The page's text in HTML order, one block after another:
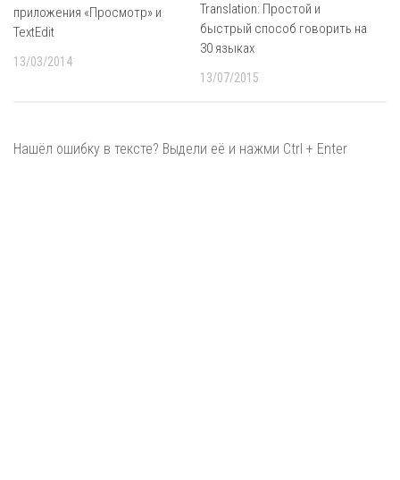
приложения «Просмотр» и
TextEdit
13/03/2014
Translation: Простой и
быстрый способ говорить на
30 языках
13/07/2015
Нашёл ошибку в тексте? Выдели её и нажми Ctrl + Enter